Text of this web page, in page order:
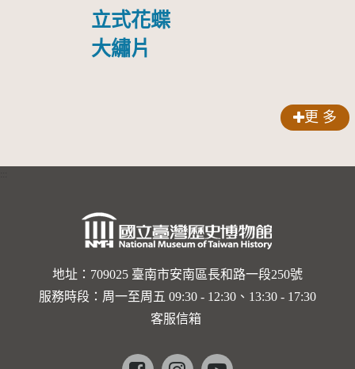
立式花蝶
大繡片
更 多
地址：709025 臺南市安南區長和路一段250號
服務時段：周一至周五 09:30 - 12:30、13:30 - 17:30
客服信箱
Facebookinstagramyoutube